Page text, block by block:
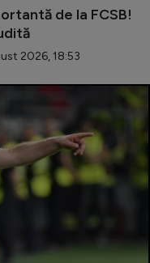
de la FCSB!
2026, 18:53